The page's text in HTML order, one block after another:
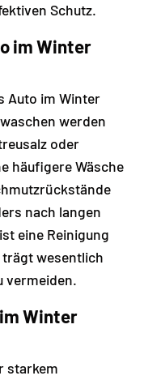
Schutz.
im Winter
Auto im Winter
werden
oder
häufigere Wäsche
nach langen
eine Reinigung
wesentlich
vermeiden.
Winter
starkem